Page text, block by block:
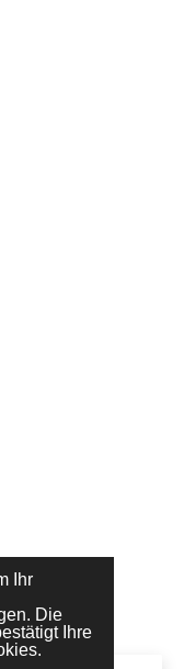
Ihr
Die
Ihre